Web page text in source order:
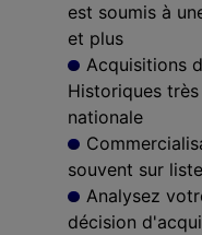
est soumis à
et plus
Acquisitions
Historiques
nationale
souvent sur
Analysez
décision